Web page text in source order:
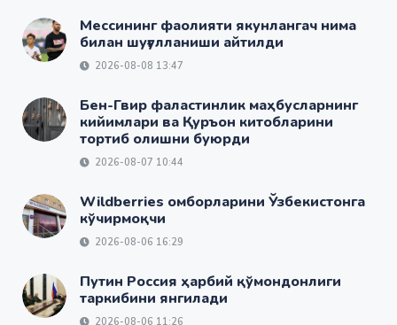
Мессининг фаолияти якунлангач нима
билан шуғулланиши айтилди
2026-08-08 13:47
Бен-Гвир фаластинлик маҳбусларнинг
кийимлари ва Қуръон китобларини
тортиб олишни буюрди
2026-08-07 10:44
Wildberries омборларини Ўзбекистонга
кўчирмоқчи
2026-08-06 16:29
Путин Россия ҳарбий қўмондонлиги
таркибини янгилади
2026-08-06 11:26